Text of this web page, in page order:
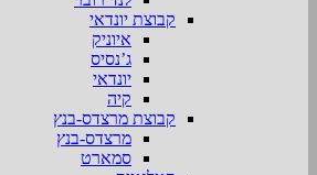
קבוצת יונדאי
איוניק
ג’נסיס
יונדאי
קיה
קבוצת מרצדס-בנץ
מרצדס-בנץ
סמארט